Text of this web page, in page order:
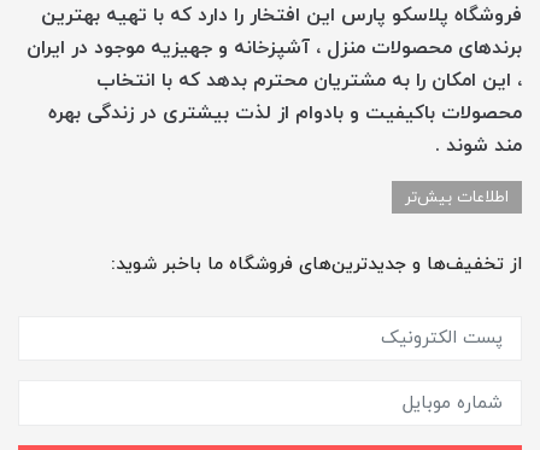
فروشگاه پلاسکو پارس این افتخار را دارد که با تهیه بهترین
برندهای محصولات منزل ، آشپزخانه و جهیزیه موجود در ایران
، این امکان را به مشتریان محترم بدهد که با انتخاب
محصولات باکیفیت و بادوام از لذت بیشتری در زندگی بهره
مند شوند .
اطلاعات بیش‌تر
از تخفیف‌ها و جدیدترین‌های فروشگاه ما باخبر شوید: